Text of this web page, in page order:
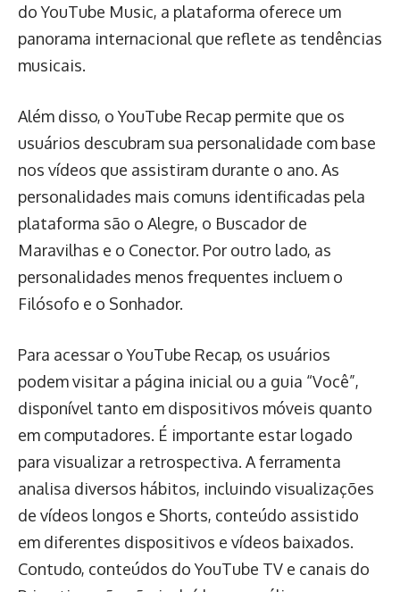
do YouTube Music, a plataforma oferece um
panorama internacional que reflete as tendências
musicais.
Além disso, o YouTube Recap permite que os
usuários descubram sua personalidade com base
nos vídeos que assistiram durante o ano. As
personalidades mais comuns identificadas pela
plataforma são o Alegre, o Buscador de
Maravilhas e o Conector. Por outro lado, as
personalidades menos frequentes incluem o
Filósofo e o Sonhador.
Para acessar o YouTube Recap, os usuários
podem visitar a página inicial ou a guia “Você”,
disponível tanto em dispositivos móveis quanto
em computadores. É importante estar logado
para visualizar a retrospectiva. A ferramenta
analisa diversos hábitos, incluindo visualizações
de vídeos longos e Shorts, conteúdo assistido
em diferentes dispositivos e vídeos baixados.
Contudo, conteúdos do YouTube TV e canais do